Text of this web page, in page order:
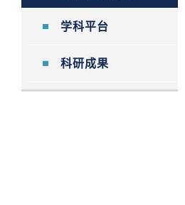
学科平台
科研成果